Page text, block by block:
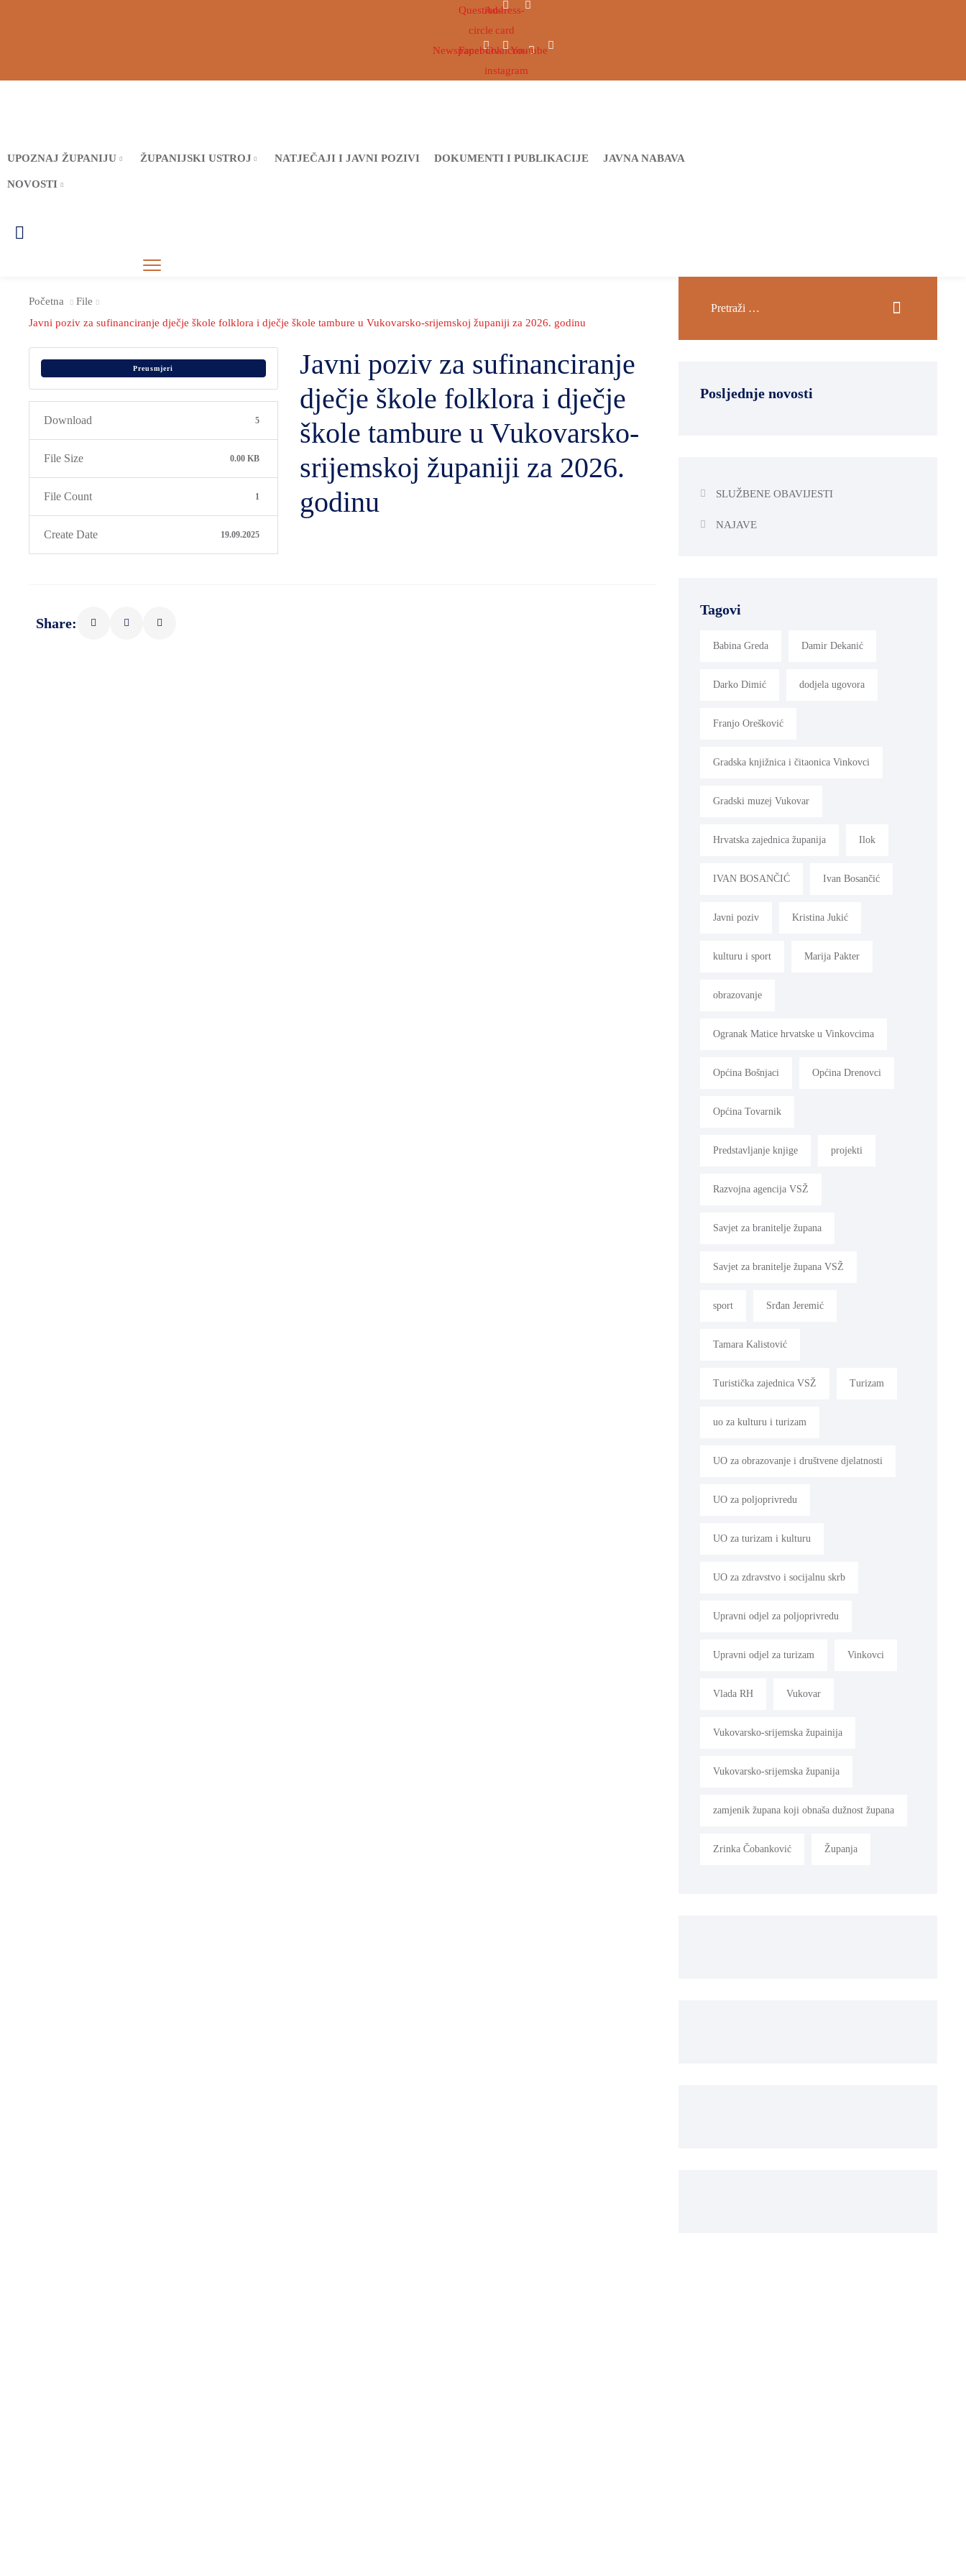
Question-
circle
Address-
card
Newspaper
FacebookOvaicon-
instagram
Youtube
UPOZNAJ ŽUPANIJU ŽUPANIJSKI USTROJ NATJEČAJI I JAVNI POZIVI DOKUMENTI I PUBLIKACIJE JAVNA NABAVA
NOVOSTI
Početna
File
Javni poziv za sufinanciranje dječje škole folklora i dječje škole tambure u Vukovarsko-srijemskoj županiji za 2026. godinu
Preusmjeri
Download 5
File Size 0.00 KB
File Count 1
Create Date 19.09.2025
Javni poziv za sufinanciranje
dječje škole folklora i dječje
škole tambure u Vukovarsko-
srijemskoj županiji za 2026.
godinu
Share:
Posljednje novosti
SLUŽBENE OBAVIJESTI
NAJAVE
Tagovi
Babina Greda Damir Dekanić
Darko Dimić dodjela ugovora
Franjo Orešković
Gradska knjižnica i čitaonica Vinkovci
Gradski muzej Vukovar
Hrvatska zajednica županija Ilok
IVAN BOSANČIĆ Ivan Bosančić
Javni poziv Kristina Jukić
kulturu i sport Marija Pakter
obrazovanje
Ogranak Matice hrvatske u Vinkovcima
Općina Bošnjaci Općina Drenovci
Općina Tovarnik
Predstavljanje knjige projekti
Razvojna agencija VSŽ
Savjet za branitelje župana
Savjet za branitelje župana VSŽ
sport Srđan Jeremić
Tamara Kalistović
Turistička zajednica VSŽ Turizam
uo za kulturu i turizam
UO za obrazovanje i društvene djelatnosti
UO za poljoprivredu
UO za turizam i kulturu
UO za zdravstvo i socijalnu skrb
Upravni odjel za poljoprivredu
Upravni odjel za turizam Vinkovci
Vlada RH Vukovar
Vukovarsko-srijemska župainija
Vukovarsko-srijemska županija
zamjenik župana koji obnaša dužnost župana
Zrinka Čobanković Županja